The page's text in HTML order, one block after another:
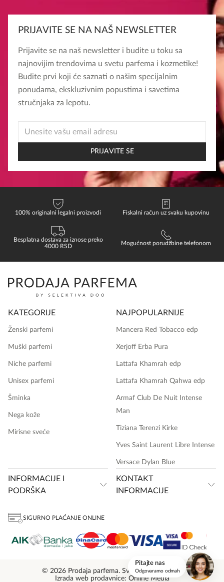
PRIJAVITE SE NA NAŠ NEWSLETTER
Prijavite se na naš newsletter i budite u toku sa
najnovijim trendovima u svetu parfema i kozmetike!
Budite prvi koji će saznati o našim specijalnim
ponudama, ekskluzivnim popustima i savetima
stručnjaka za lepotu.
PRIJAVITE SE
100% originalni legalni proizvodi Fiskalni račun uz svaku kupovinu
Besplatna dostava za iznose preko
4000 RSD
Mogućnost porudžbine telefonom
KATEGORIJE
Ženski parfemi
Muški parfemi
Niche parfemi
Unisex parfemi
Šminka
Nega kože
Mirisne sveće
NAJPOPULARNIJE
Mancera Red Tobacco edp
Xerjoff Erba Pura
Lattafa Khamrah edp
Lattafa Khamrah Qahwa edp
Armaf Club De Nuit Intense
Man
Tiziana Terenzi Kirke
Yves Saint Laurent Libre Intense
Versace Dylan Blue
INFORMACIJE I
PODRŠKA
KONTAKT
INFORMACIJE
SIGURNO PLAĆANJE ONLINE
© 2026 Prodaja parfema. Sva prava zadržana.
Izrada web prodavnice: Online Media
Pitajte nas
Odgovaramo odmah